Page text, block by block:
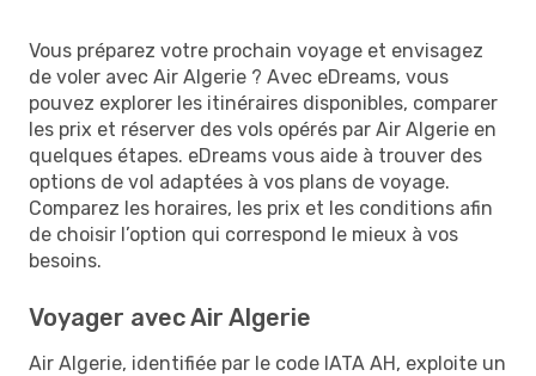
Vous préparez votre prochain voyage et envisagez
de voler avec Air Algerie ? Avec eDreams, vous
pouvez explorer les itinéraires disponibles, comparer
les prix et réserver des vols opérés par Air Algerie en
quelques étapes. eDreams vous aide à trouver des
options de vol adaptées à vos plans de voyage.
Comparez les horaires, les prix et les conditions afin
de choisir l’option qui correspond le mieux à vos
besoins.
Voyager avec Air Algerie
Air Algerie, identifiée par le code IATA AH, exploite un